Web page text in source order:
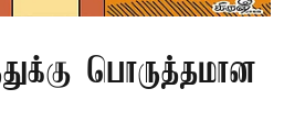
பொருத்தமான